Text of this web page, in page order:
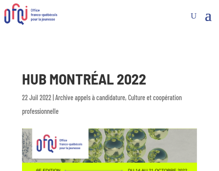
HUB MONTRÉAL 2022
22 Juil 2022| Archive appels à candidature, Culture et coopération
professionnelle